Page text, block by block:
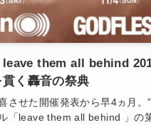
leave them all behind
く轟音の祭典
させた開催発表から早4ヵ月。
「leave them all behind 」の